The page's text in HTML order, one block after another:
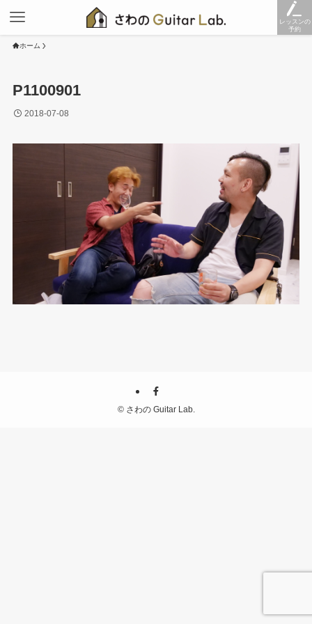
レッスンの
予約
ホーム
P1100901
2018-07-08
©さわの Guitar Lab.